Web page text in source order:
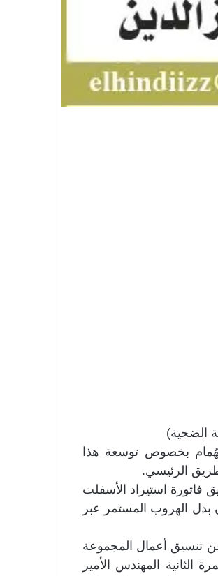
الضحية)
بخصوص توسعة هذا
الرئيسي.
فاتورة استيراد الأسفلت
بدل الهروب المستمر عبر
عن تنسيق أعمال المجموعة
المهندس الأمير